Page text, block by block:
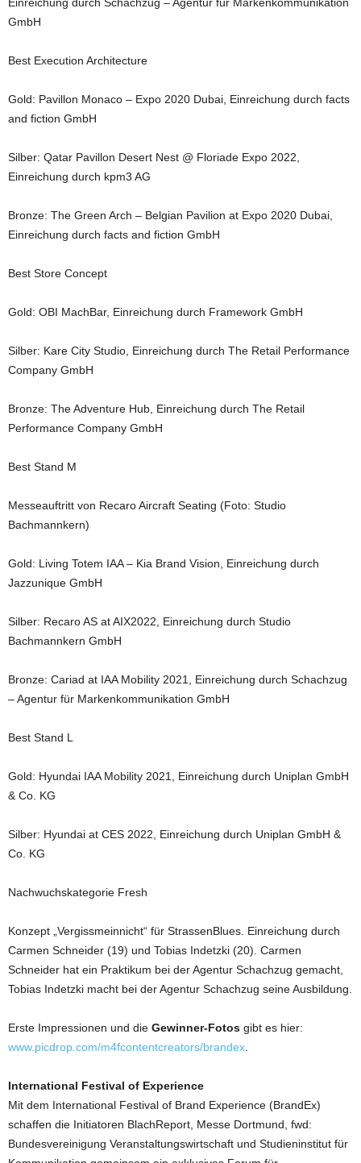
GmbH
Best Execution Architecture
Gold: Pavillon Monaco – Expo 2020 Dubai, Einreichung durch facts
and fiction GmbH
Silber: Qatar Pavillon Desert Nest @ Floriade Expo 2022,
Einreichung durch kpm3 AG
Bronze: The Green Arch – Belgian Pavilion at Expo 2020 Dubai,
Einreichung durch facts and fiction GmbH
Best Store Concept
Gold: OBI MachBar, Einreichung durch Framework GmbH
Silber: Kare City Studio, Einreichung durch The Retail Performance
Company GmbH
Bronze: The Adventure Hub, Einreichung durch The Retail
Performance Company GmbH
Best Stand M
Messeauftritt von Recaro Aircraft Seating (Foto: Studio
Bachmannkern)
Gold: Living Totem IAA – Kia Brand Vision, Einreichung durch
Jazzunique GmbH
Silber: Recaro AS at AIX2022, Einreichung durch Studio
Bachmannkern GmbH
Bronze: Cariad at IAA Mobility 2021, Einreichung durch Schachzug
– Agentur für Markenkommunikation GmbH
Best Stand L
Gold: Hyundai IAA Mobility 2021, Einreichung durch Uniplan GmbH
& Co. KG
Silber: Hyundai at CES 2022, Einreichung durch Uniplan GmbH &
Co. KG
Nachwuchskategorie Fresh
Konzept „Vergissmeinnicht“ für StrassenBlues. Einreichung durch
Carmen Schneider (19) und Tobias Indetzki (20). Carmen
Schneider hat ein Praktikum bei der Agentur Schachzug gemacht,
Tobias Indetzki macht bei der Agentur Schachzug seine Ausbildung.
Erste Impressionen und die Gewinner-Fotos gibt es hier:
www.picdrop.com/m4fcontentcreators/brandex
International Festival of Experience
Mit dem International Festival of Brand Experience (BrandEx)
schaffen die Initiatoren BlachReport, Messe Dortmund, fwd:
Bundesvereinigung Veranstaltungswirtschaft und Studieninstitut für